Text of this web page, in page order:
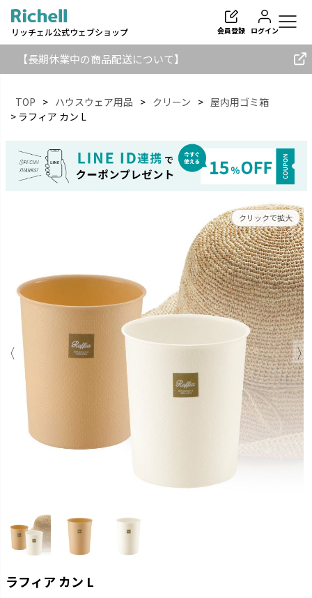
リッチェル公式ウェブショップ 会員登録 ログイン
【長期休業中の商品配送について】
TOP ハウスウェア用品 クリーン
屋内用ゴミ箱
ラフィア カン L
クリックで拡大
ラフィア カン L